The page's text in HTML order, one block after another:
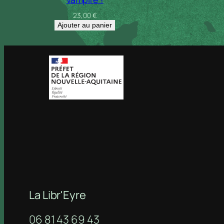
23,00€
Ajouter au panier
La Libr'Eyre
06 81 43 69 43